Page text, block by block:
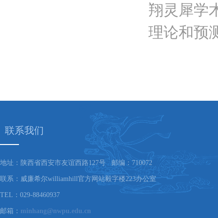
翔灵犀学
理论和预
联系我们
地址：陕西省西安市友谊西路127号 邮编：710072
联系：威廉希尔williamhill官方网站毅字楼223办公室
TEL：029-88460937
邮箱： minhang@nwpu.edu.cn